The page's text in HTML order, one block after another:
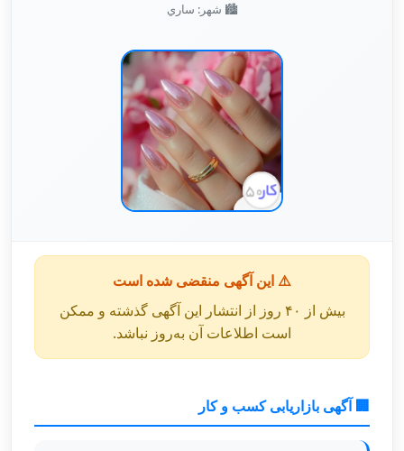
🏙️ شهر: ساري
⚠️ این آگهی منقضی شده است
بیش از ۴۰ روز از انتشار این آگهی گذشته و ممکن
است اطلاعات آن به‌روز نباشد.
🏢 آگهی بازاریابی کسب و کار